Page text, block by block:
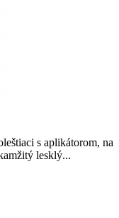
s aplikátorom, na
lesklý...